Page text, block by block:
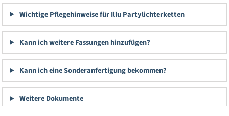
Wichtige Pflegehinweise für Illu Partylichterketten
Kann ich weitere Fassungen hinzufügen?
Kann ich eine Sonderanfertigung bekommen?
Weitere Dokumente